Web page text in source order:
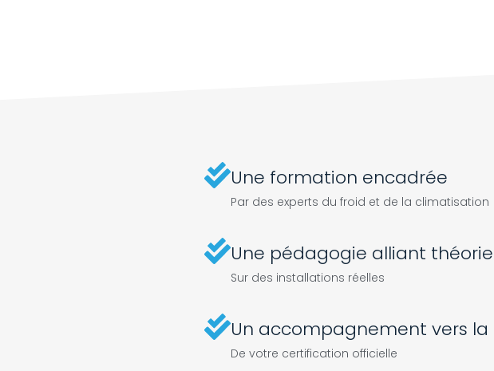
Une formation encadrée
Par des experts du froid et de la climatisation
Une pédagogie alliant
Sur des installations réelles
Un accompagnement vers la
De votre certification officielle